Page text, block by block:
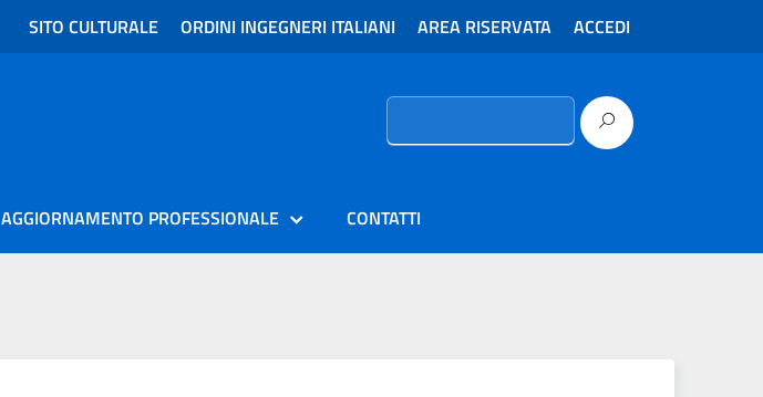
SITO CULTURALE ORDINI INGEGNERI ITALIANI AREA RISERVATA ACCEDI
Ricerca
AGGIORNAMENTO PROFESSIONALE CONTATTI